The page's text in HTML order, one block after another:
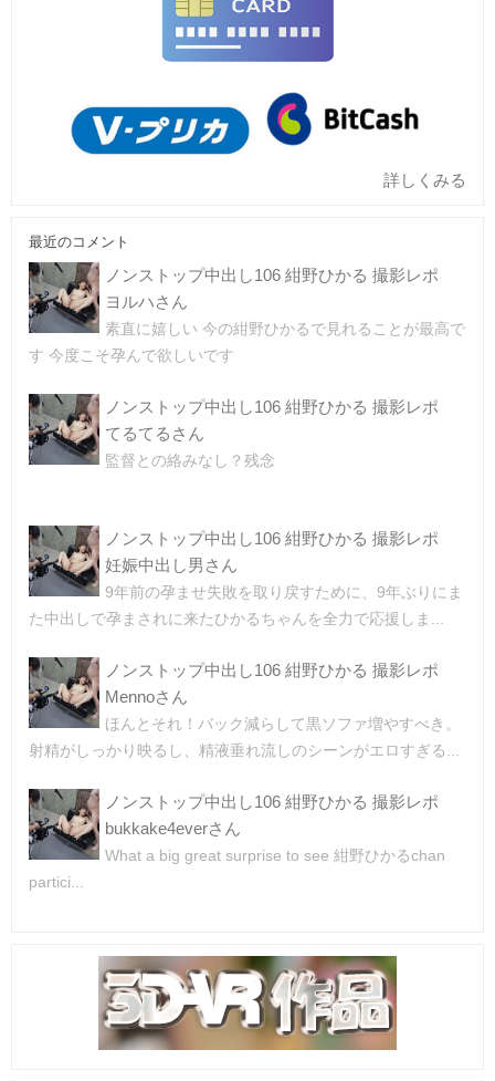
詳しくみる
最近のコメント
ノンストップ中出し106 紺野ひかる 撮影レポ
ヨルハさん
素直に嬉しい 今の紺野ひかるで見れることが最高で
す 今度こそ孕んで欲しいです
ノンストップ中出し106 紺野ひかる 撮影レポ
てるてるさん
監督との絡みなし？残念
ノンストップ中出し106 紺野ひかる 撮影レポ
妊娠中出し男さん
9年前の孕ませ失敗を取り戻すために、9年ぶりにま
た中出しで孕まされに来たひかるちゃんを全力で応援しま...
ノンストップ中出し106 紺野ひかる 撮影レポ
Mennoさん
ほんとそれ！バック減らして黒ソファ増やすべき。
射精がしっかり映るし、精液垂れ流しのシーンがエロすぎる...
ノンストップ中出し106 紺野ひかる 撮影レポ
bukkake4everさん
What a big great surprise to see 紺野ひかるchan
partici...